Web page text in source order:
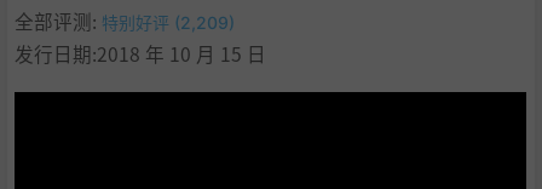
全部评测: 特别好评 (2,209)
发行日期:2018 年 10 月 15 日